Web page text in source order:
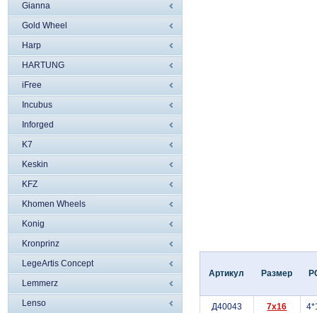
Gianna
Gold Wheel
Harp
HARTUNG
iFree
Incubus
Inforged
K7
Keskin
KFZ
Khomen Wheels
Konig
Kronprinz
LegeArtis Concept
Lemmerz
Lenso
Артикул Размер
Д40043 7x16